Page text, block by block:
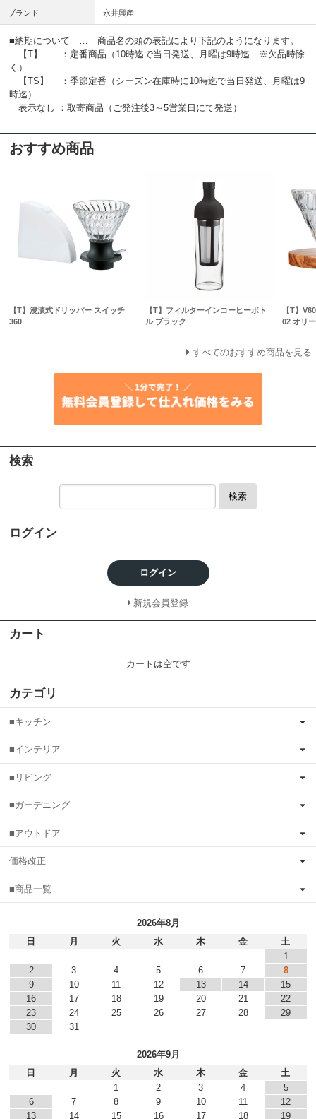
ブランド 永井興産
■納期について … 商品名の頭の表記により下記のようになります。
【T】 ：定番商品（10時迄で当日発送、月曜は9時迄 ※欠品時除
く）
【TS】 ：季節定番（シーズン在庫時に10時迄で当日発送、月曜は9
時迄）
表示なし ：取寄商品（ご発注後3～5営業日にて発送）
おすすめ商品
【T】浸漬式ドリッパー スイッチ
360
【T】フィルターインコーヒーボト
ル ブラック
【T】
02 オリ
すべてのおすすめ商品を見る
検索
検索
ログイン
ログイン
新規会員登録
カート
カートは空です
カテゴリ
■キッチン
■インテリア
■リビング
■ガーデニング
■アウトドア
価格改正
■商品一覧
2026年8月
日
月 火 水 木 金
土
1
2
3 4 5 6 7
8
9
10 11 12 13 14
15
16
17 18 19 20 21
22
23
24 25 26 27 28
29
30
31
2026年9月
日
月 火 水 木 金
土
1
2 3 4
5
6
7 8 9 10 11
12
13
14 15 16 17 18 19